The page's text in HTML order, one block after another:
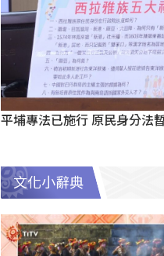
平埔專法已施行 原民身分法
文化小辭典